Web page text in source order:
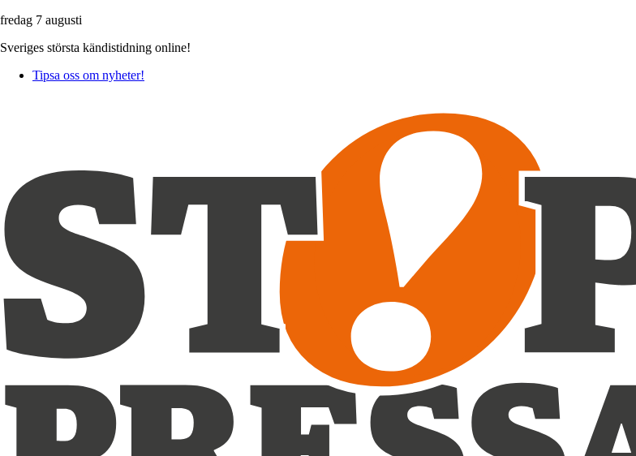
fredag 7 augusti
Sveriges största kändistidning online!
Tipsa oss om nyheter!